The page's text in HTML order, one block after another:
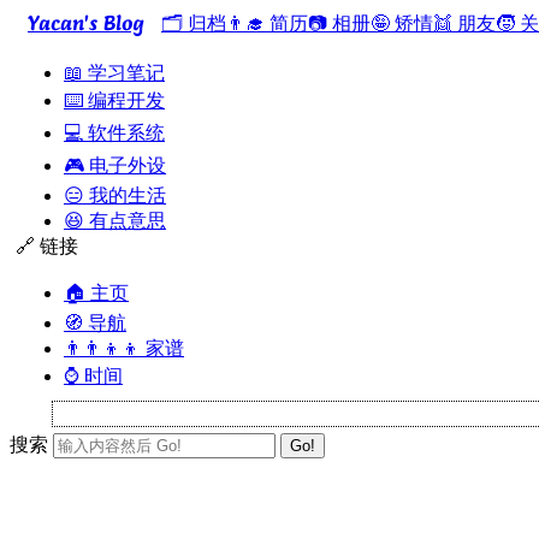
Yacan's Blog 🗂️ 归档 👨‍🎓 简历📷 相册🤪 矫情👯 朋友🧒
📖 学习笔记
⌨️ 编程开发
💻 软件系统
🎮 电子外设
😑 我的生活
😆 有点意思
🔗 链接
🏠 主页
🧭 导航
👨‍👨‍👦‍👦 家谱
⌚ 时间
搜索 Go!